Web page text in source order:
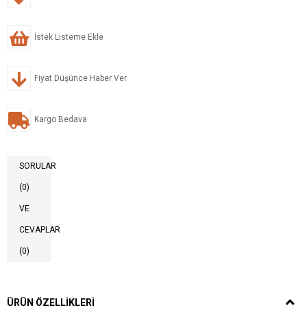
İstek Listeme Ekle
Fiyat Düşünce Haber Ver
Kargo Bedava
SORULAR
(0)
VE
CEVAPLAR
(0)
ÜRÜN ÖZELLIKLERI